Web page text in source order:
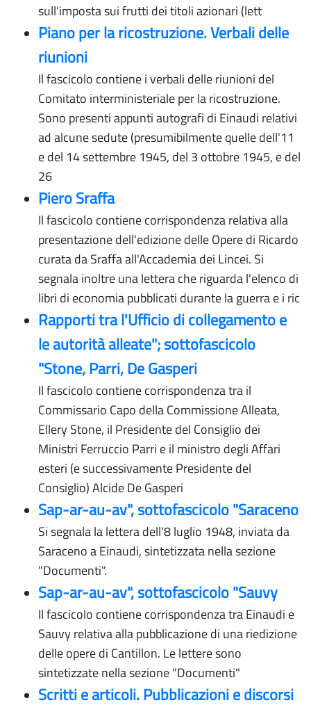
sull'imposta sui frutti dei titoli azionari (lett
Piano per la ricostruzione. Verbali delle
riunioni
Il fascicolo contiene i verbali delle riunioni del
Comitato interministeriale per la ricostruzione.
Sono presenti appunti autografi di Einaudi relativi
ad alcune sedute (presumibilmente quelle dell'11
e del 14 settembre 1945, del 3 ottobre 1945, e del
26
Piero Sraffa
Il fascicolo contiene corrispondenza relativa alla
presentazione dell'edizione delle Opere di Ricardo
curata da Sraffa all'Accademia dei Lincei. Si
segnala inoltre una lettera che riguarda l'elenco di
libri di economia pubblicati durante la guerra e i ric
Rapporti tra l'Ufficio di collegamento e
le autorità alleate"; sottofascicolo
"Stone, Parri, De Gasperi
Il fascicolo contiene corrispondenza tra il
Commissario Capo della Commissione Alleata,
Ellery Stone, il Presidente del Consiglio dei
Ministri Ferruccio Parri e il ministro degli Affari
esteri (e successivamente Presidente del
Consiglio) Alcide De Gasperi
Sap-ar-au-av", sottofascicolo "Saraceno
Si segnala la lettera dell'8 luglio 1948, inviata da
Saraceno a Einaudi, sintetizzata nella sezione
"Documenti".
Sap-ar-au-av", sottofascicolo "Sauvy
Il fascicolo contiene corrispondenza tra Einaudi e
Sauvy relativa alla pubblicazione di una riedizione
delle opere di Cantillon. Le lettere sono
sintetizzate nella sezione "Documenti"
Scritti e articoli. Pubblicazioni e discorsi